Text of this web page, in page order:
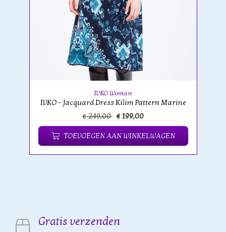
IVKO Woman
IVKO - Jacquard Dress Kilim Pattern Marine
€ 249,00 € 199,00
TOEVOEGEN AAN WINKELWAGEN
Gratis verzenden